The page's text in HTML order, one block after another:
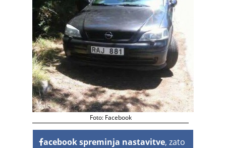
Foto: Facebook
acebook spreminja nastavitve, zato